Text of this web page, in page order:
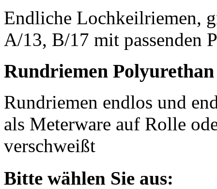
Endliche Lochkeilriemen,
A/13, B/17 mit passenden
Rundriemen Polyurethan
Rundriemen endlos und
als Meterware auf Rolle
verschweißt
Bitte wählen Sie aus: